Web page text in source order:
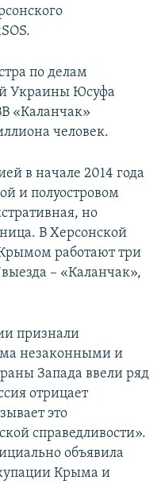
по делам
Украины Юсуфа
«Каланчак»
человек.
в начале 2014 года
и полуостровом
но
В Херсонской
работают три
– «Каланчак»,
признали
незаконными и
Запада ввели ряд
отрицает
это
справедливости».
объявила
Крыма и